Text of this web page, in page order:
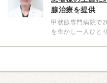
腺治療を提供
甲状腺専門病院で
を生かし一人ひと